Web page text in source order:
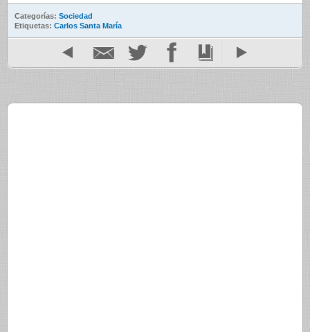
Categorías: Sociedad
Etiquetas: Carlos Santa María